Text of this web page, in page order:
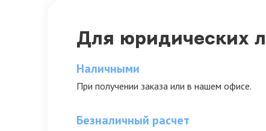
Для юридических
Наличными
При получении заказа или в нашем офисе.
Безналичный расчет